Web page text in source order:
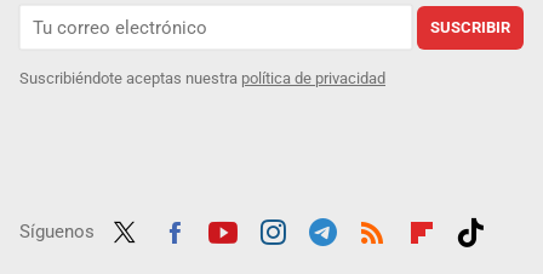
SUSCRIBIR
Suscribiéndote aceptas nuestra política de privacidad
Síguenos